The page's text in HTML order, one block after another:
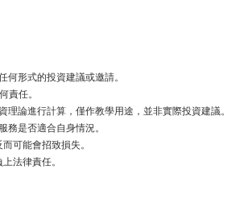
企績
意?
形式的投資建議或邀請。
責任。
論進行計算，僅作教學用途，並非實際投資建議。
是否適合自身情況。
可能會招致損失。
法律責任。